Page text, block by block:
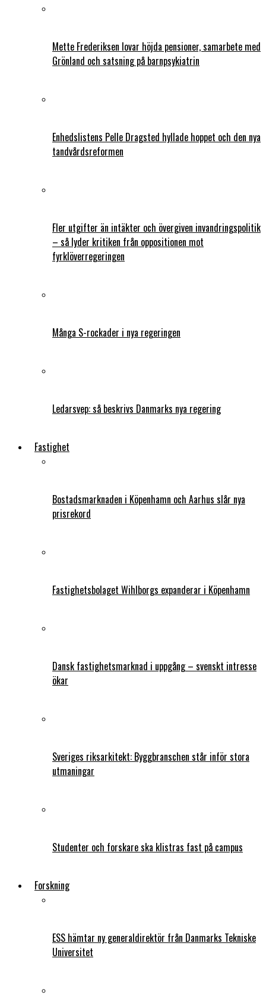
Mette Frederiksen lovar höjda pensioner, samarbete med
Grönland och satsning på barnpsykiatrin
Enhedslistens Pelle Dragsted hyllade hoppet och den nya
tandvårdsreformen
Fler utgifter än intäkter och övergiven invandringspolitik
– så lyder kritiken från oppositionen mot
fyrklöverregeringen
Många S-rockader i nya regeringen
Ledarsvep: så beskrivs Danmarks nya regering
Fastighet
Bostadsmarknaden i Köpenhamn och Aarhus slår nya
prisrekord
Fastighetsbolaget Wihlborgs expanderar i Köpenhamn
Dansk fastighetsmarknad i uppgång – svenskt intresse
ökar
Sveriges riksarkitekt: Byggbranschen står inför stora
utmaningar
Studenter och forskare ska klistras fast på campus
Forskning
ESS hämtar ny generaldirektör från Danmarks Tekniske
Universitet